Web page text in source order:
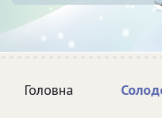
Головна